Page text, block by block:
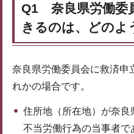
Q1 奈良県労働委
きるのは、どのよ
奈良県労働委員会に救済申
れかの場合です。
住所地（所在地）が奈良
不当労働行為の当事者